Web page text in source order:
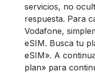
servicios, no
respuesta. Para
Vodafone,
eSIM. Busca tu
eSIM». A
plan» para